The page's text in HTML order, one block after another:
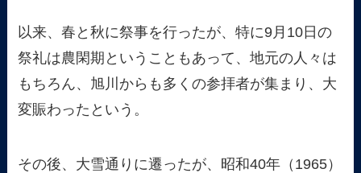
以来、春と秋に祭事を行ったが、特に9月10日の
祭礼は農閑期ということもあって、地元の人々は
もちろん、旭川からも多くの参拝者が集まり、大
変賑わったという。
その後、大雪通りに遷ったが、昭和40年（1965）